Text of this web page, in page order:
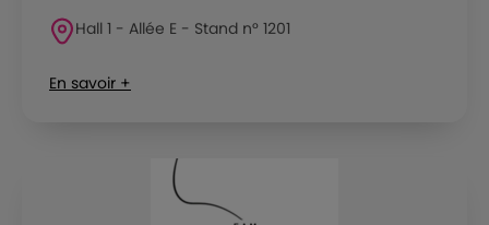
Hall 1 - Allée E - Stand n° 1201
En savoir +